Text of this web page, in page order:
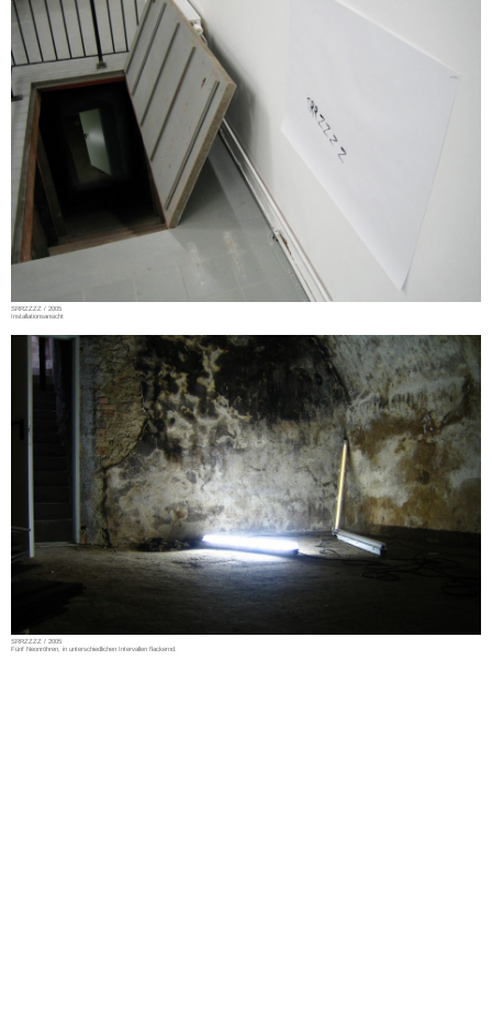
SRRZZZZ / 2005
Installationsansicht
SRRZZZZ / 2005
Fünf Neonröhren, in unterschiedlichen Intervallen flackernd.